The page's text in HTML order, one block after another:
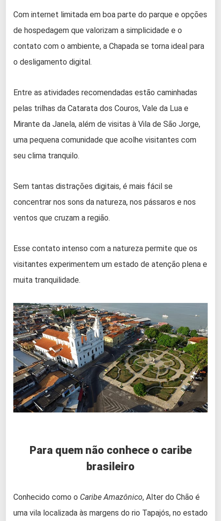
Com internet limitada em boa parte do parque e opções
de hospedagem que valorizam a simplicidade e o
contato com o ambiente, a Chapada se torna ideal para
o desligamento digital.
Entre as atividades recomendadas estão caminhadas
pelas trilhas da Catarata dos Couros, Vale da Lua e
Mirante da Janela, além de visitas à Vila de São Jorge,
uma pequena comunidade que acolhe visitantes com
seu clima tranquilo.
Sem tantas distrações digitais, é mais fácil se
concentrar nos sons da natureza, nos pássaros e nos
ventos que cruzam a região.
Esse contato intenso com a natureza permite que os
visitantes experimentem um estado de atenção plena e
muita tranquilidade.
Para quem não conhece o caribe
brasileiro
Conhecido como o Caribe Amazônico, Alter do Chão é
uma vila localizada às margens do rio Tapajós, no estado